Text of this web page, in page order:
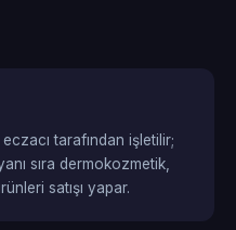
tarafından işletilir;
sıra dermokozmetik,
satışı yapar.